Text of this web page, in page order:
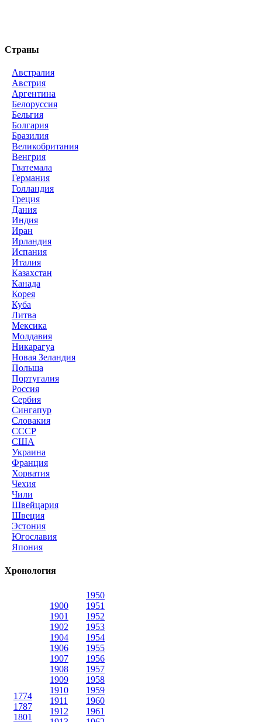
Страны
Австралия
Австрия
Аргентина
Белоруссия
Бельгия
Болгария
Бразилия
Великобритания
Венгрия
Гватемала
Германия
Голландия
Греция
Дания
Индия
Иран
Ирландия
Испания
Италия
Казахстан
Канада
Корея
Куба
Литва
Мексика
Молдавия
Никарагуа
Новая Зеландия
Польша
Португалия
Россия
Сербия
Сингапур
Словакия
СССР
США
Украина
Франция
Хорватия
Чехия
Чили
Швейцария
Швеция
Эстония
Югославия
Япония
Хронология
1774
1787
1801
1900
1901
1902
1904
1906
1907
1908
1909
1910
1911
1912
1950
1951
1952
1953
1954
1955
1956
1957
1958
1959
1960
1961